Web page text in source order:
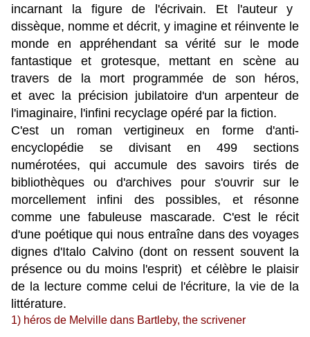
incarnant la figure de l'écrivain. Et l'auteur y
dissèque, nomme et décrit, y imagine et réinvente le
monde en appréhendant sa vérité sur le mode
fantastique et grotesque, mettant en scène au
travers de la mort programmée de son héros,
et avec la précision jubilatoire d'un arpenteur de
l'imaginaire, l'infini recyclage opéré par la fiction.
C'est un roman vertigineux en forme d'anti-
encyclopédie se divisant en 499 sections
numérotées, qui accumule des savoirs tirés de
bibliothèques ou d'archives pour s'ouvrir sur le
morcellement infini des possibles, et résonne
comme une fabuleuse mascarade. C'est le récit
d'une poétique qui nous entraîne dans des voyages
dignes d'Italo Calvino (dont on ressent souvent la
présence ou du moins l'esprit) et célèbre le plaisir
de la lecture comme celui de l'écriture, la vie de la
littérature.
1) héros de Melville dans Bartleby, the scrivener